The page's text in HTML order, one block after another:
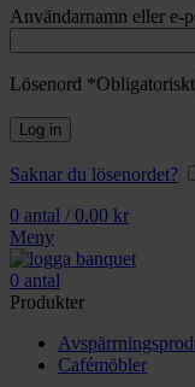
Användarnamn eller e-
Lösenord *Obligatoriskt
Log in
Saknar du lösenordet?
0 antal / 0.00 kr
Meny
0 antal
Produkter
Cafémöbler